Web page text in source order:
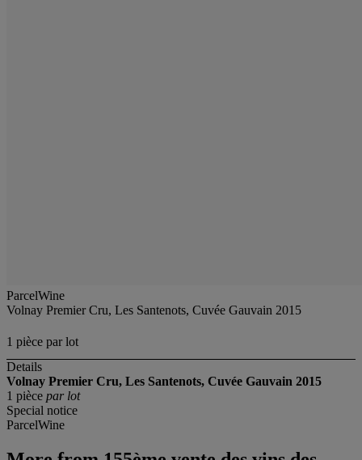
ParcelWine
Volnay Premier Cru, Les Santenots, Cuvée Gauvain 2015
1 pièce par lot
Details
Volnay Premier Cru, Les Santenots, Cuvée Gauvain 2015
1 pièce par lot
Special notice
ParcelWine